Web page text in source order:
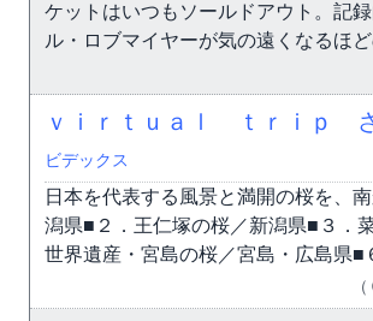
ケットはいつもソールドアウト。記
ル・ロブマイヤーが気の遠くなるほ
ｖｉｒｔｕａｌ ｔｒｉｐ
ビデックス
日本を代表する風景と満開の桜を、
潟県■２．王仁塚の桜／新潟県■３．
世界遺産・宮島の桜／宮島・広島県■